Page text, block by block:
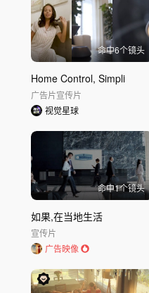
命中6个镜头
Home Control, Simpli
广告片宣传片
视觉星球
命中1个镜头
如果,在当地生活
宣传片
广告映像